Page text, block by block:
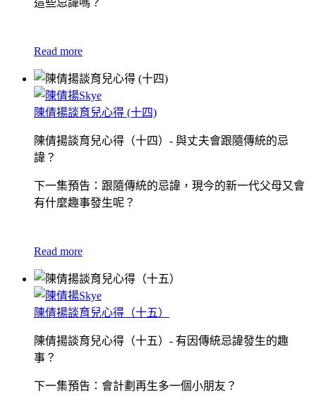
Read more
陳倩揚談育兒心得 (十四)
陳倩揚談育兒心得（十四）- 與丈夫會跟隨傳統的忌
諱？
下一集預告：跟隨傳統的忌諱，現今的新一代父母又會
有什麼趣事發生呢？
Read more
陳倩揚談育兒心得（十五）
陳倩揚談育兒心得（十五）- 有因傳統忌諱發生的趣
事？
下一集預告：會計劃再生多一個小朋友？